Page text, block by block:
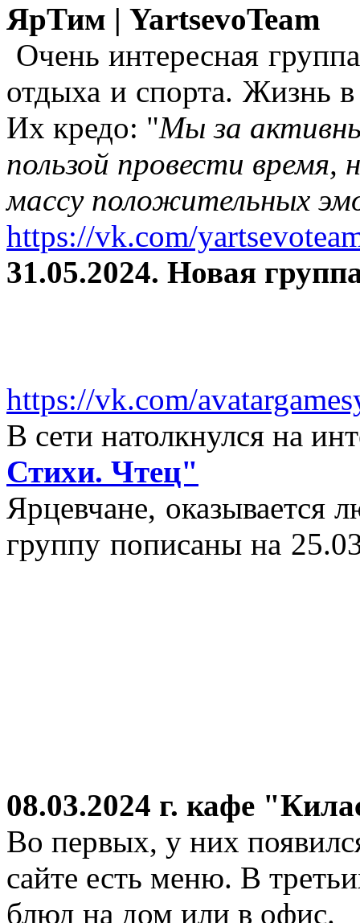
ЯрТим | YartsevoTeam
Очень интересная
отдыха и спорта. Жизнь
Их кредо: "Мы за
пользой провести время,
массу положительных
https://vk.com/
31.05.2024. Новая
https://vk.com/
В сети натолкнулся на
Стихи. Чтец"
Ярцевчане, оказывается
группу пописаны на
08.03.2024 г. кафе
Во первых, у них
сайте есть меню. В
блюд на дом или в офис.